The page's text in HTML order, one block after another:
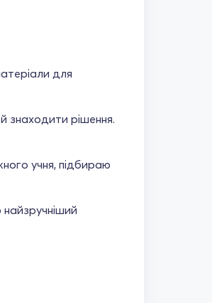
для
знаходити рішення.
учня, підбираю